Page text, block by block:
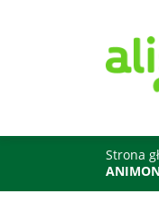
Strona